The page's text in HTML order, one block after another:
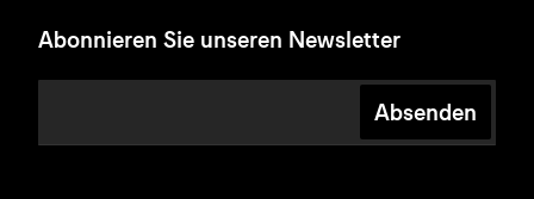
Abonnieren Sie unseren Newsletter
Absenden